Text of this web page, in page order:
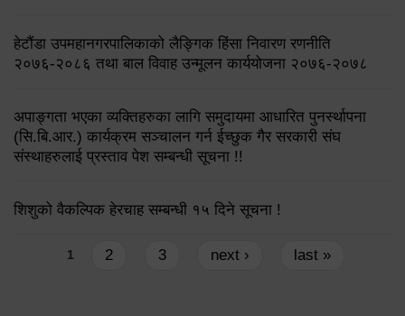
हेटौंडा उपमहानगरपालिकाको लैङ्गिक हिंसा निवारण रणनीति
२०७६-२०८६ तथा बाल विवाह उन्मूलन कार्ययोजना २०७६-२०७८
अपाङ्गता भएका व्यक्तिहरुका लागि समुदायमा आधारित पुनर्स्थापना
(सि.बि.आर.) कार्यक्रम सञ्चालन गर्न ईच्छुक गैर सरकारी संघ
संस्थाहरुलाई प्रस्ताव पेश सम्बन्धी सूचना !!
शिशुको वैकल्पिक हेरचाह सम्बन्धी १५ दिने सूचना !
Pages
1 2 3 next › last »